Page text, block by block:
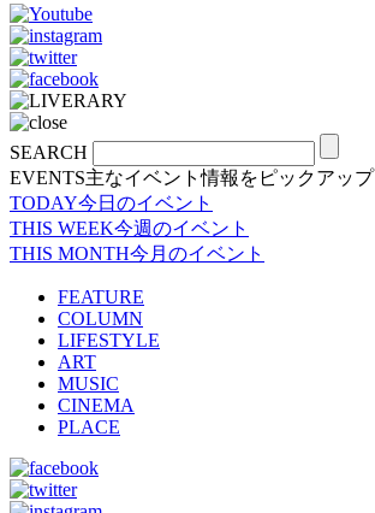
SEARCH
EVENTS主なイベント情報をピックアップ
TODAY今日のイベント
THIS WEEK今週のイベント
THIS MONTH今月のイベント
FEATURE
COLUMN
LIFESTYLE
ART
MUSIC
CINEMA
PLACE